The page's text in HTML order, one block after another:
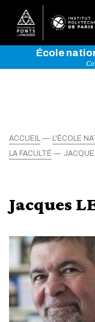
École
ACCUEIL
L'ÉCOLE
LA FACULTÉ
Jacques